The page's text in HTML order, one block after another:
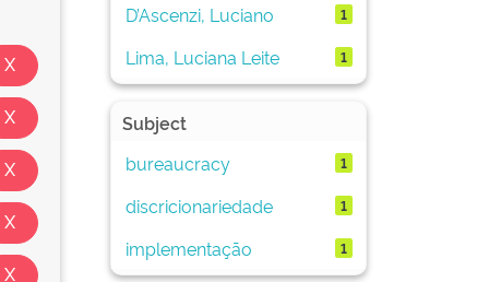
D’Ascenzi, Luciano
1
Lima, Luciana Leite 1
Subject
bureaucracy
1
discricionariedade 1
implementação 1